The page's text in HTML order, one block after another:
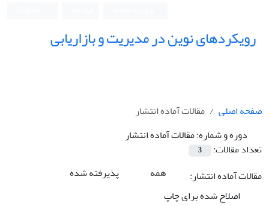
رویکردهای نوین در مدیریت و بازاریابی
صفحه اصلی
مقالات آماده انتشار
دوره و شماره:مقالات آماده انتشار
تعداد مقالات:
3
مقالات آماده انتشار: همه
پذیرفته شده
اصلاح شده برای چاپ